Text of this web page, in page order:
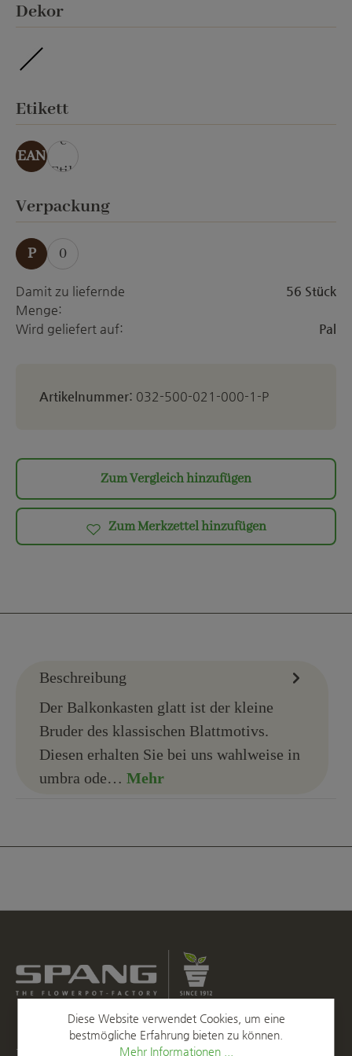
Dekorauswählen
Etikettauswählen
EAN
ohn
e
Etik
ett
Verpackungauswählen
P 0
Damit zu liefernde
Menge:
56 Stück
Wird geliefert auf: Pal
Artikelnummer: 032-500-021-000-1-P
Zum Vergleich hinzufügen
Zum Merkzettel hinzufügen
Beschreibung
Der Balkonkasten glatt ist der kleine
Bruder des klassischen Blattmotivs.
Diesen erhalten Sie bei uns wahlweise in
umbra ode… Mehr
Diese Website verwendet Cookies, um eine
bestmögliche Erfahrung bieten zu können.
Mehr Informationen ...